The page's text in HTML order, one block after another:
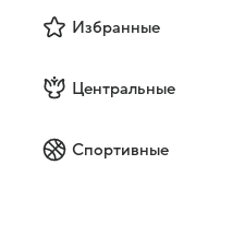
Избранные
Центральные
Спортивные